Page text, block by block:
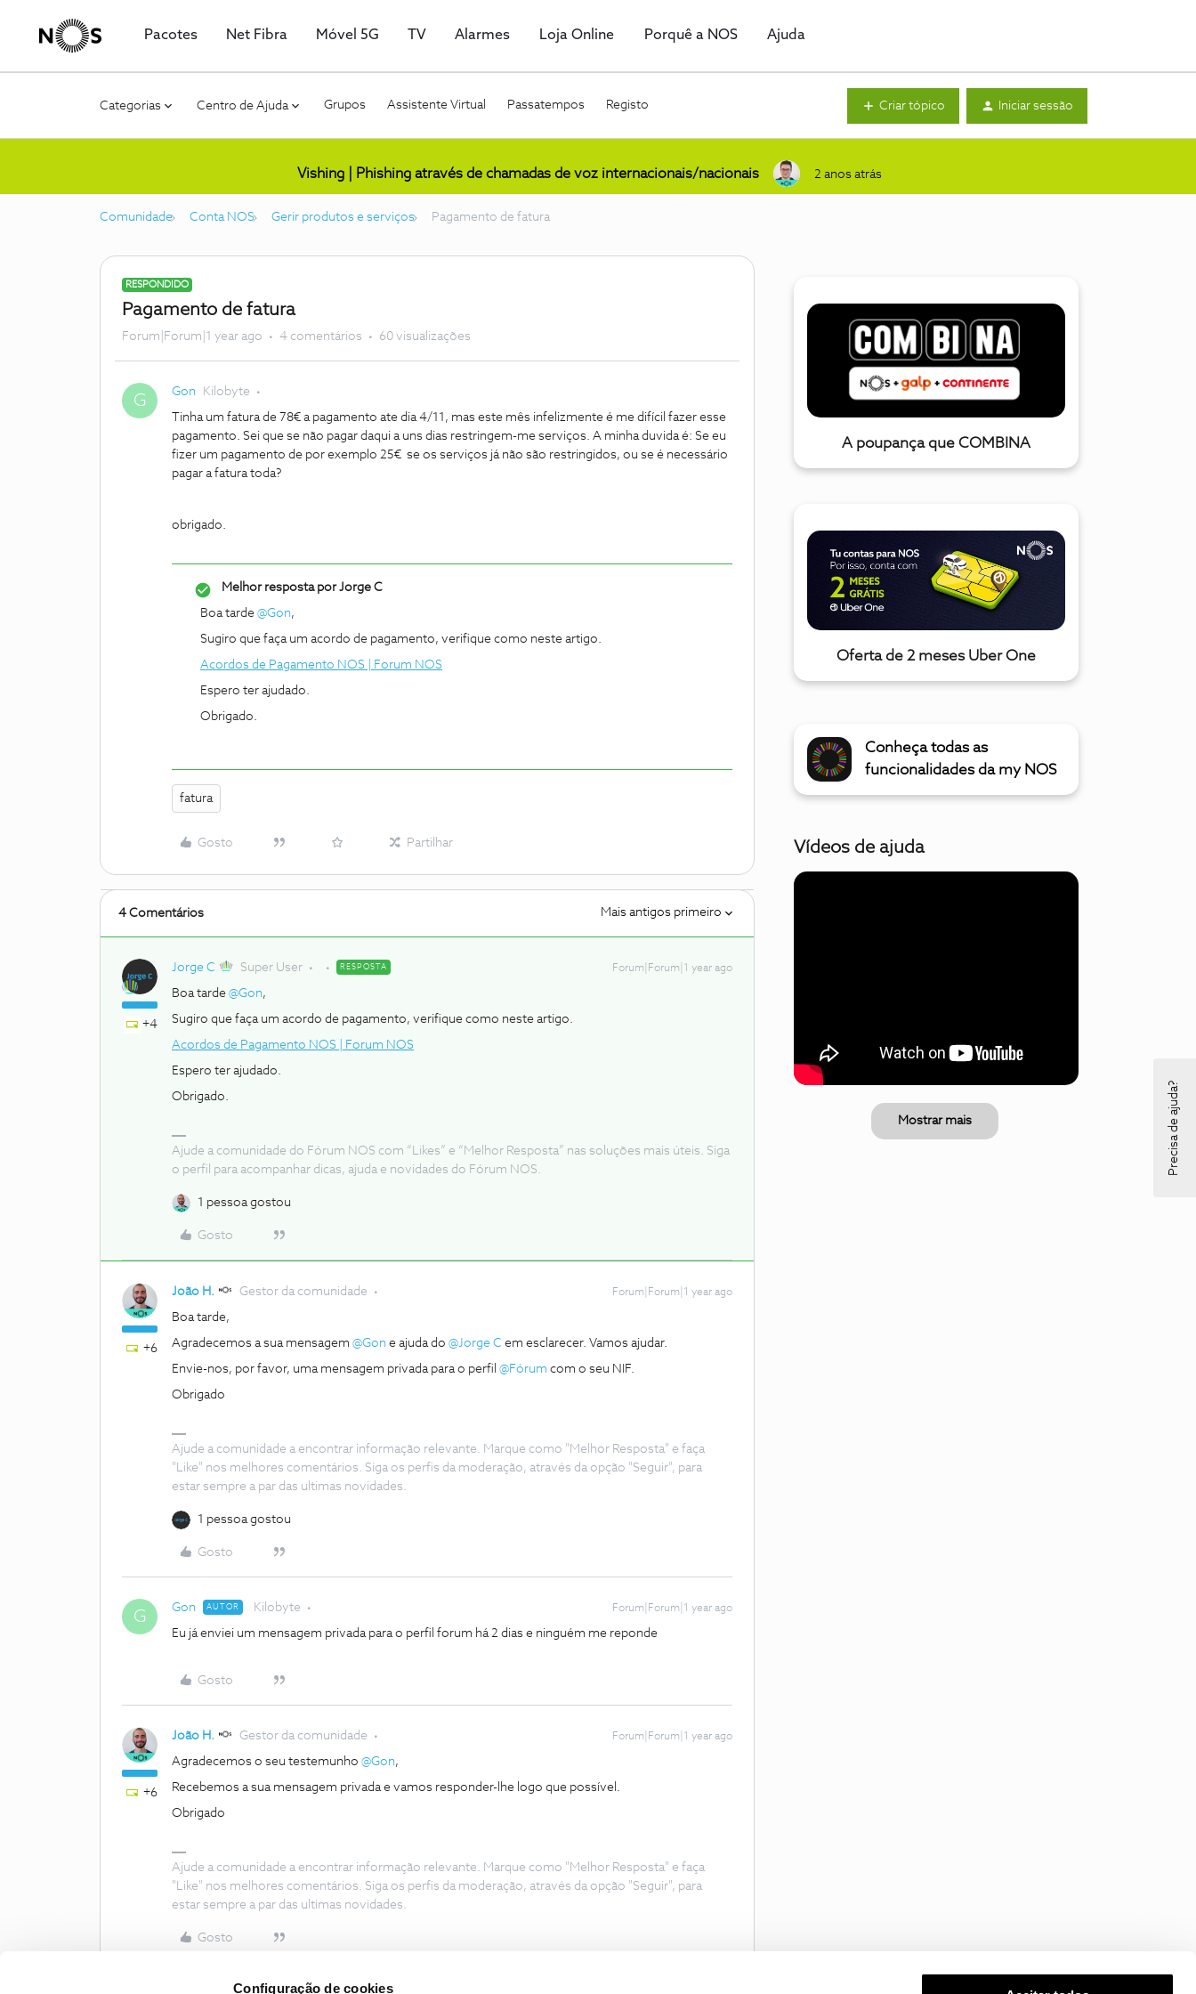
Configuração de cookies
Pacotes Net Fibra Móvel 5G TV Alarmes Loja Online Porquê a NOS Ajuda
Categorias Centro de Ajuda Grupos Assistente Virtual Passatempos Registo Criar tópico Iniciar sessão
Vishing | Phishing através de chamadas de voz internacionais/nacionais 2 anos atrás
Comunidade Conta NOS Gerir produtos e serviços Pagamento de fatura
RESPONDIDO
Pagamento de fatura
Forum|Forum|1 year ago 4 comentários 60 visualizações
G Gon Kilobyte
Tinha um fatura de 78€ a pagamento ate dia 4/11, mas este mês infelizmente é me difícil fazer esse
pagamento. Sei que se não pagar daqui a uns dias restringem-me serviços. A minha duvida é: Se eu
fizer um pagamento de por exemplo 25€ se os serviços já não são restringidos, ou se é necessário
pagar a fatura toda?
obrigado.
Melhor resposta porJorge C
Boa tarde @Gon,
Sugiro que faça um acordo de pagamento, verifique como neste artigo.
Acordos de Pagamento NOS | Forum NOS
Espero ter ajudado.
Obrigado.
fatura
Gosto Partilhar
4 Comentários Mais antigos primeiro
+4
Jorge C Super User RESPOSTA Forum|Forum|1 year ago
Boa tarde @Gon,
Sugiro que faça um acordo de pagamento, verifique como neste artigo.
Acordos de Pagamento NOS | Forum NOS
Espero ter ajudado.
Obrigado.
Ajude a comunidade do Fórum NOS com “Likes” e “Melhor Resposta” nas soluções mais úteis. Siga
o perfil para acompanhar dicas, ajuda e novidades do Fórum NOS.
1 pessoa gostou
Gosto
+6
João H. Gestor da comunidade Forum|Forum|1 year ago
Boa tarde,
Agradecemos a sua mensagem @Gon e ajuda do @Jorge C em esclarecer. Vamos ajudar.
Envie-nos, por favor, uma mensagem privada para o perfil @Fórum com o seu NIF.
Obrigado
Ajude a comunidade a encontrar informação relevante. Marque como "Melhor Resposta" e faça
"Like" nos melhores comentários. Siga os perfis da moderação, através da opção "Seguir", para
estar sempre a par das ultimas novidades.
1 pessoa gostou
Gosto
G Gon AUTOR Kilobyte Forum|Forum|1 year ago
Eu já enviei um mensagem privada para o perfil forum há 2 dias e ninguém me reponde
Gosto
+6
João H. Gestor da comunidade Forum|Forum|1 year ago
Agradecemos o seu testemunho @Gon,
Recebemos a sua mensagem privada e vamos responder-lhe logo que possível.
Obrigado
Ajude a comunidade a encontrar informação relevante. Marque como "Melhor Resposta" e faça
"Like" nos melhores comentários. Siga os perfis da moderação, através da opção "Seguir", para
estar sempre a par das ultimas novidades.
Gosto
A poupança que COMBINA
Oferta de 2 meses Uber One
Conheça todas as
funcionalidades da my NOS
Vídeos de ajuda
Mostrar mais Precisa de ajuda?